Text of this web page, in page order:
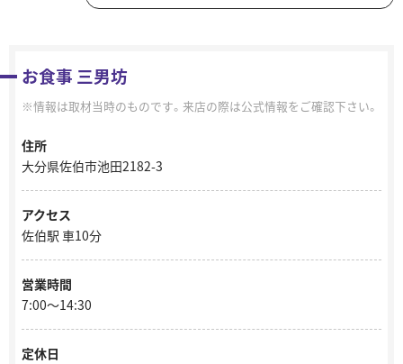
お食事 三男坊
情報は取材当時のものです。来店の際は公式情報をご確認下さい。
住所
大分県佐伯市池田2182-3
アクセス
佐伯駅 車10分
営業時間
7:00～14:30
定休日